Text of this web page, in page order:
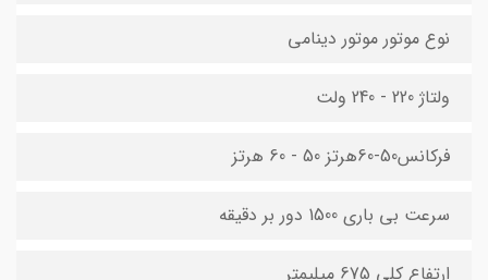
نوع موتور موتور دینامی
ولتاژ 220 - 240 ولت
فرکانس50-60هرتز 50 - 60 هرتز
سرعت بی باری 1500 دور بر دقیقه
ارتفاع کلی 675 میلیمتر